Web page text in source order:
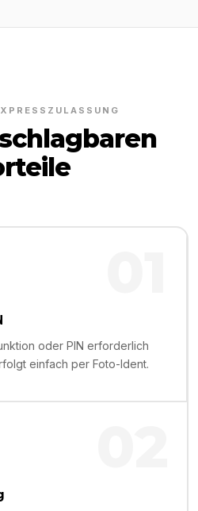
oder PIN erforderlich
einfach per Foto-Ident.